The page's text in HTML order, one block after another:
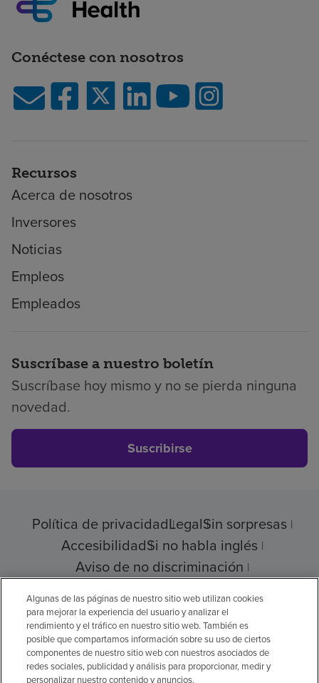
Conéctese con nosotros
Recursos
Acerca de nosotros
Inversores
Noticias
Empleos
Empleados
Suscríbase a nuestro boletín
Suscríbase hoy mismo y no se pierda ninguna
novedad.
Suscribirse
Política de privacidadLegalSin sorpresas
AccesibilidadSi no habla inglés
Aviso de no discriminación
© 2026 Encompass Health Corporation
Preferencias de cookies
Algunas de las páginas de nuestro sitio web utilizan cookies
para mejorar la experiencia del usuario y analizar el
rendimiento y el tráfico en nuestro sitio web. También es
posible que compartamos información sobre su uso de ciertos
componentes de nuestro sitio web con nuestros asociados de
redes sociales, publicidad y análisis para proporcionar, medir y
personalizar nuestro contenido y anuncios.